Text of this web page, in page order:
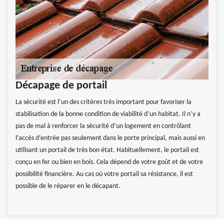
Décapage de portail
La sécurité est l’un des critères très important pour favoriser la
stabilisation de la bonne condition de viabilité d’un habitat. Il n’y a
pas de mal à renforcer la sécurité d’un logement en contrôlant
l’accès d’entrée pas seulement dans le porte principal, mais aussi en
utilisant un portail de très bon état. Habituellement, le portail est
conçu en fer ou bien en bois. Cela dépend de votre goût et de votre
possibilité financière. Au cas où votre portail sa résistance, il est
possible de le réparer en le décapant.